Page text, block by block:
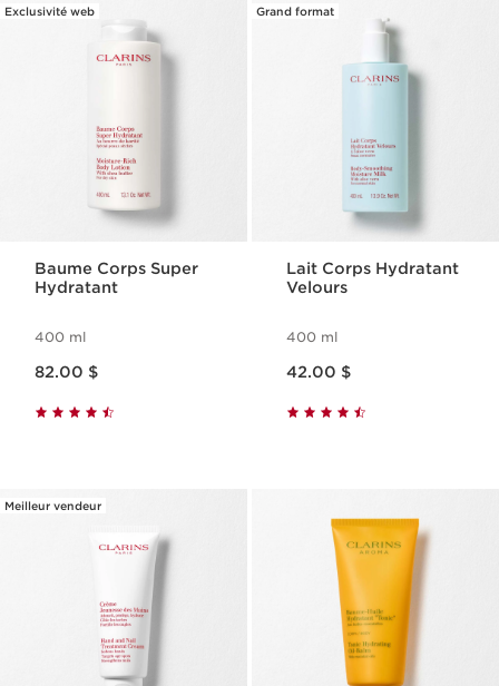
Exclusivité web
Baume Corps Super
Hydratant
400 ml
82.00 $
Grand format
Lait Corps Hydratant
Velours
400 ml
42.00 $
Meilleur vendeur